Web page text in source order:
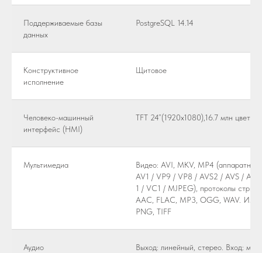
Поддерживаемые базы
данных
PostgreSQL 14.14
Конструктивное
исполнение
Щитовое
Человеко-машинный
интерфейс (HMI)
TFT 24”(1920х1080),16.7 млн
Мультимедиа
Видео: AVI, MKV, MP4
AV1 / VP9 / VP8 / AVS2 / AVS /
1 / VC1 / MJPEG), протоколы
AAC, FLAC, MP3, OGG, WAV.
PNG, TIFF
Аудио Выход: линейный, стерео. Вход: